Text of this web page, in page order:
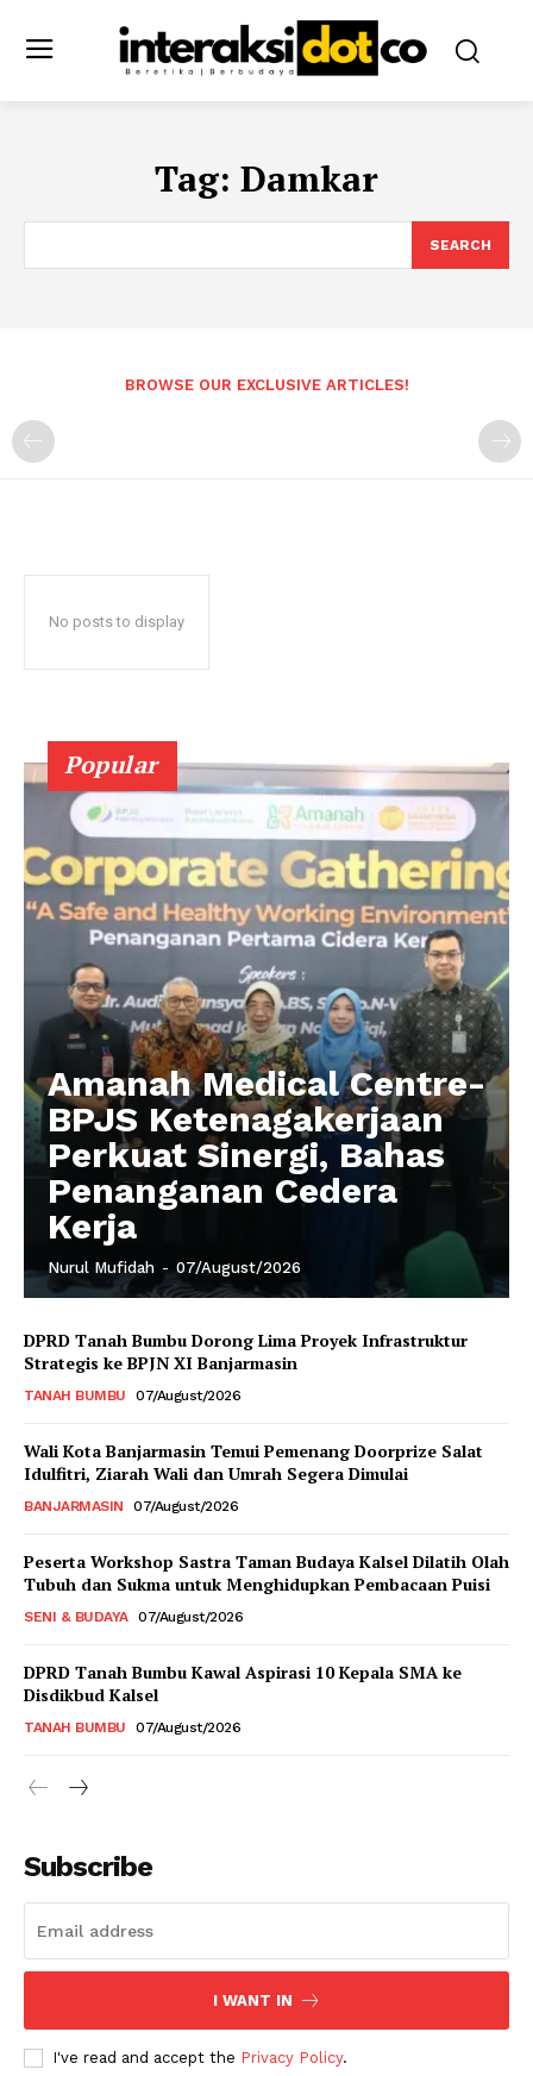
Tag: Damkar
SEARCH
BROWSE OUR EXCLUSIVE ARTICLES!
No posts to display
Popular
Amanah Medical Centre-
BPJS Ketenagakerjaan
Perkuat Sinergi, Bahas
Penanganan Cedera
Kerja
Nurul Mufidah - 07/August/2026
DPRD Tanah Bumbu Dorong Lima Proyek Infrastruktur
Strategis ke BPJN XI Banjarmasin
TANAH BUMBU 07/August/2026
Wali Kota Banjarmasin Temui Pemenang Doorprize Salat
Idulfitri, Ziarah Wali dan Umrah Segera Dimulai
BANJARMASIN 07/August/2026
Peserta Workshop Sastra Taman Budaya Kalsel Dilatih Olah
Tubuh dan Sukma untuk Menghidupkan Pembacaan Puisi
SENI & BUDAYA 07/August/2026
DPRD Tanah Bumbu Kawal Aspirasi 10 Kepala SMA ke
Disdikbud Kalsel
TANAH BUMBU 07/August/2026
Subscribe
I WANT IN
I've read and accept the Privacy Policy.